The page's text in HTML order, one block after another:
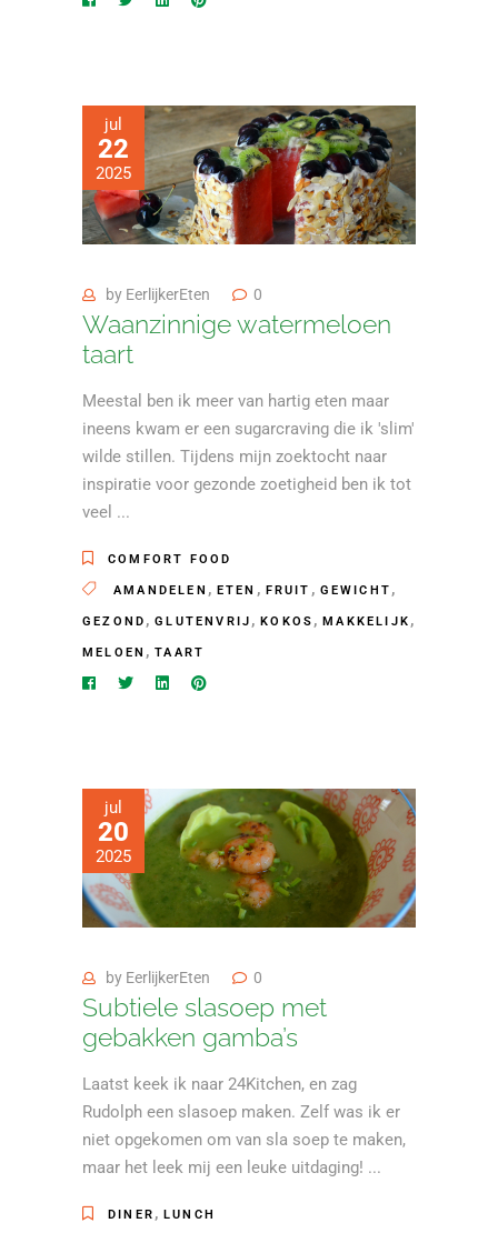
jul
22
2025
by EerlijkerEten 0
Waanzinnige watermeloen
taart
Meestal ben ik meer van hartig eten maar
ineens kwam er een sugarcraving die ik 'slim'
wilde stillen. Tijdens mijn zoektocht naar
inspiratie voor gezonde zoetigheid ben ik tot
veel
COMFORT FOOD
AMANDELEN , ETEN , FRUIT , GEWICHT ,
GEZOND ,GLUTENVRIJ ,KOKOS ,MAKKELIJK ,
MELOEN ,TAART
jul
20
2025
by EerlijkerEten 0
Subtiele slasoep met
gebakken gamba’s
Laatst keek ik naar 24Kitchen, en zag
Rudolph een slasoep maken. Zelf was ik er
niet opgekomen om van sla soep te maken,
maar het leek mij een leuke uitdaging!
DINER , LUNCH